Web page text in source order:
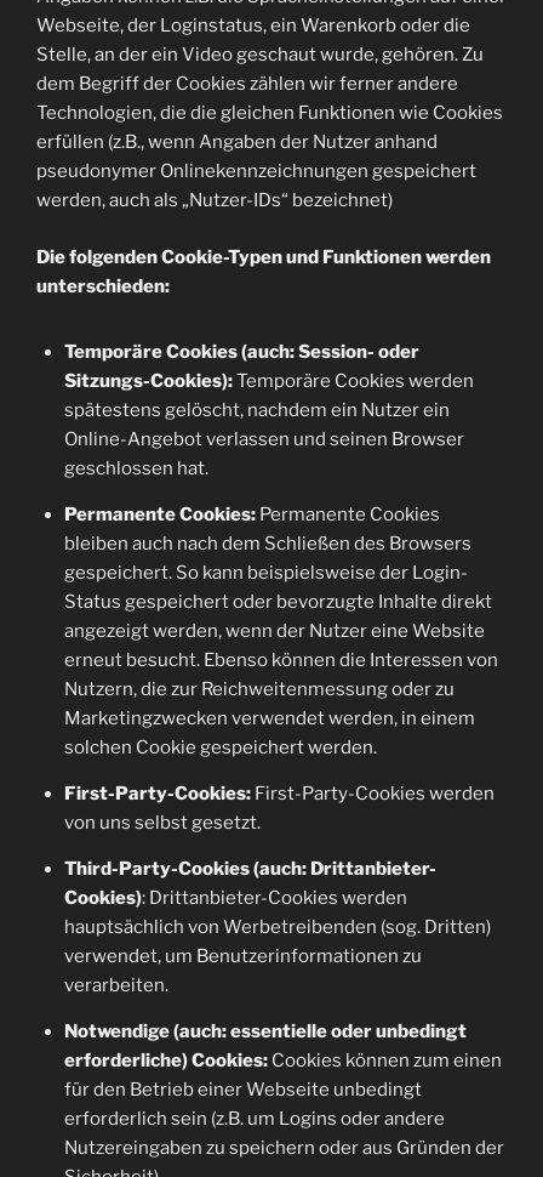
Webseite, der Loginstatus, ein Warenkorb oder die
Stelle, an der ein Video geschaut wurde, gehören. Zu
dem Begriff der Cookies zählen wir ferner andere
Technologien, die die gleichen Funktionen wie Cookies
erfüllen (z.B., wenn Angaben der Nutzer anhand
pseudonymer Onlinekennzeichnungen gespeichert
werden, auch als „Nutzer-IDs“ bezeichnet)
Die folgenden Cookie-Typen und Funktionen werden
unterschieden:
Temporäre Cookies (auch: Session- oder
Sitzungs-Cookies):Temporäre Cookies werden
spätestens gelöscht, nachdem ein Nutzer ein
Online-Angebot verlassen und seinen Browser
geschlossen hat.
Permanente Cookies:Permanente Cookies
bleiben auch nach dem Schließen des Browsers
gespeichert. So kann beispielsweise der Login-
Status gespeichert oder bevorzugte Inhalte direkt
angezeigt werden, wenn der Nutzer eine Website
erneut besucht. Ebenso können die Interessen von
Nutzern, die zur Reichweitenmessung oder zu
Marketingzwecken verwendet werden, in einem
solchen Cookie gespeichert werden.
First-Party-Cookies:First-Party-Cookies werden
von uns selbst gesetzt.
Third-Party-Cookies (auch: Drittanbieter-
Cookies): Drittanbieter-Cookies werden
hauptsächlich von Werbetreibenden (sog. Dritten)
verwendet, um Benutzerinformationen zu
verarbeiten.
Notwendige (auch: essentielle oder unbedingt
erforderliche) Cookies:Cookies können zum einen
für den Betrieb einer Webseite unbedingt
erforderlich sein (z.B. um Logins oder andere
Nutzereingaben zu speichern oder aus Gründen der